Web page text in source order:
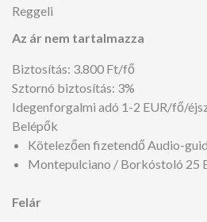
Reggeli
Az ár nem tartalmazza
Biztosítás: 3.800 Ft/fő
Sztornó biztosítás: 3%
Idegenforgalmi adó 1-2 EUR/fő/
Belépők
Kötelezően fizetendő Audio-
Montepulciano / Borkóstoló 25
Felár